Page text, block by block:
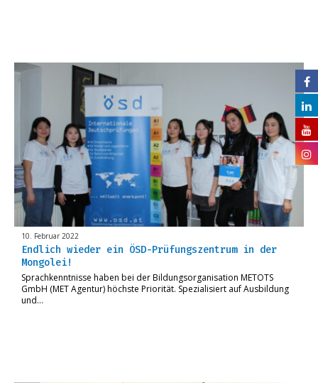
10. Februar 2022
Endlich wieder ein ÖSD-Prüfungszentrum in der
Mongolei!
Sprachkenntnisse haben bei der Bildungsorganisation METOTS
GmbH (MET Agentur) höchste Priorität. Spezialisiert auf Ausbildung
und…